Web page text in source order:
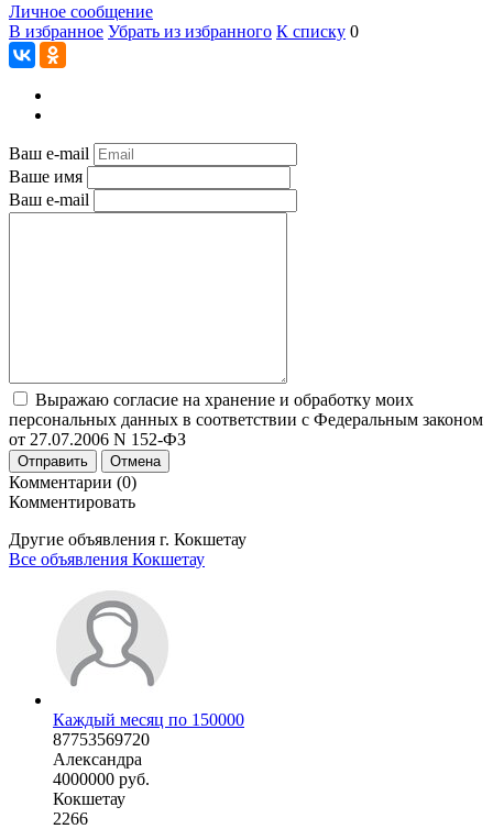
Личное сообщение
В избранное Убрать из избранного К списку 0
Ваш e-mail
Ваше имя
Ваш e-mail
Выражаю согласие на хранение и обработку моих
персональных данных в соответствии с Федеральным законом
от 27.07.2006 N 152-ФЗ
Отправить Отмена
Комментарии (0)
Комментировать
Другие объявления г. Кокшетау
Все объявления Кокшетау
Каждый месяц по 150000
87753569720
Александра
4000000 руб.
Кокшетау
2266